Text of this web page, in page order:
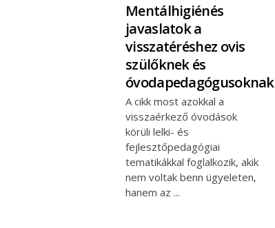
Mentálhigiénés
javaslatok a
visszatéréshez ovis
szülőknek és
óvodapedagógusoknak
A cikk most azokkal a
visszaérkező óvodások
körüli lelki- és
fejlesztőpedagógiai
tematikákkal foglalkozik, akik
nem voltak benn ügyeleten,
hanem az